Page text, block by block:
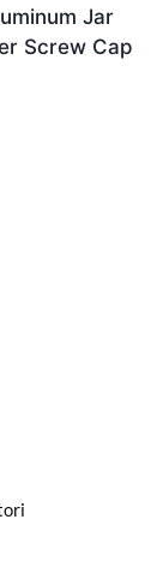
Jar
Screw Cap